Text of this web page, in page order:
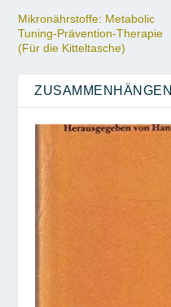
Mikronährstoffe: Metabolic
Tuning-Prävention-Therapie
(Für die Kitteltasche)